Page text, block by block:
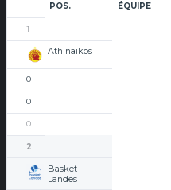
POS. ÉQUIPE
1
Athinaikos
0
0
0
2
Basket
Landes